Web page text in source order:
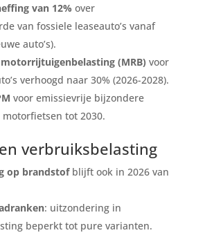
van 12% over
van fossiele leaseauto’s vanaf
auto’s).
(MRB) voor
verhoogd naar 30% (2026-2028).
voor emissievrije bijzondere
tot 2030.
verbruiksbelasting
op brandstofblijft ook in 2026 van
: uitzondering in
beperkt tot pure varianten.